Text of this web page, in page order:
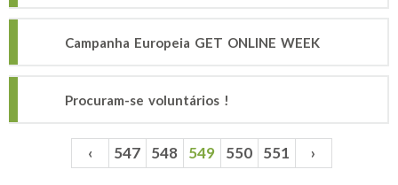
Campanha Europeia GET ONLINE WEEK
Procuram-se voluntários !
Páginas ‹ 547 548 549 550 551 ›